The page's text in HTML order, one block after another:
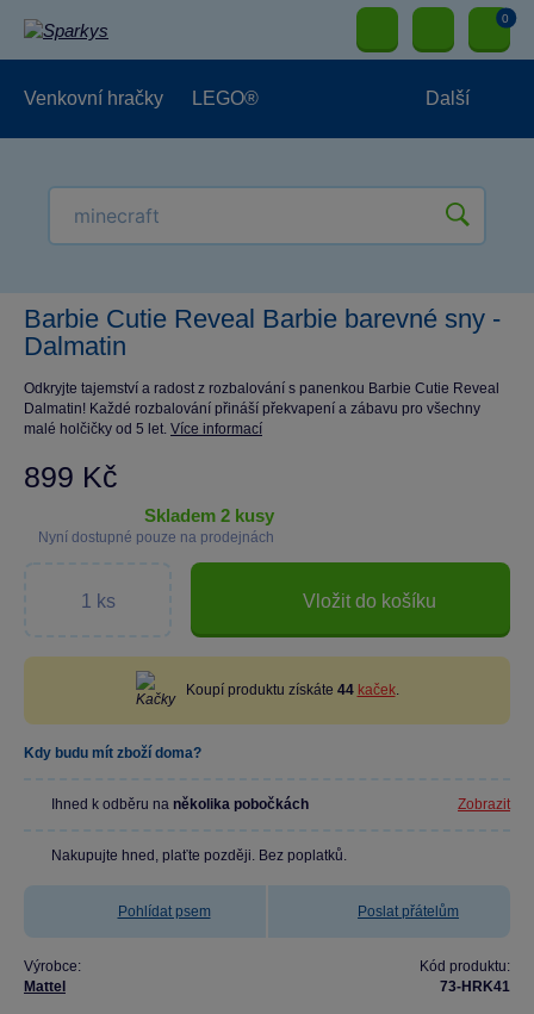
0
Venkovní hračky LEGO® Další
Barbie Cutie Reveal Barbie barevné sny -
Dalmatin
Odkryjte tajemství a radost z rozbalování s panenkou Barbie Cutie Reveal
Dalmatin! Každé rozbalování přináší překvapení a zábavu pro všechny
malé holčičky od 5 let. Více informací
899 Kč
skladem 2 kusy
Nyní dostupné pouze na prodejnách
Vložit do košíku
Koupí produktu získáte 44 kaček.
Kdy budu mít zboží doma?
Ihned k odběru na několika pobočkách Zobrazit
Nakupujte hned, plaťte později. Bez poplatků.
Pohlídat psem Poslat přátelům
Výrobce:
Mattel
Kód produktu:
73-HRK41